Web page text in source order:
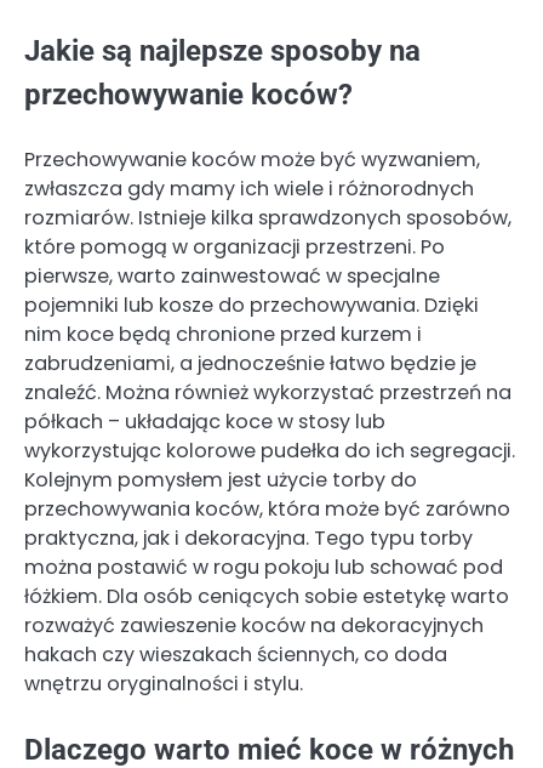
Jakie są najlepsze sposoby na
przechowywanie koców?
Przechowywanie koców może być wyzwaniem,
zwłaszcza gdy mamy ich wiele i różnorodnych
rozmiarów. Istnieje kilka sprawdzonych sposobów,
które pomogą w organizacji przestrzeni. Po
pierwsze, warto zainwestować w specjalne
pojemniki lub kosze do przechowywania. Dzięki
nim koce będą chronione przed kurzem i
zabrudzeniami, a jednocześnie łatwo będzie je
znaleźć. Można również wykorzystać przestrzeń na
półkach – układając koce w stosy lub
wykorzystując kolorowe pudełka do ich segregacji.
Kolejnym pomysłem jest użycie torby do
przechowywania koców, która może być zarówno
praktyczna, jak i dekoracyjna. Tego typu torby
można postawić w rogu pokoju lub schować pod
łóżkiem. Dla osób ceniących sobie estetykę warto
rozważyć zawieszenie koców na dekoracyjnych
hakach czy wieszakach ściennych, co doda
wnętrzu oryginalności i stylu.
Dlaczego warto mieć koce w różnych